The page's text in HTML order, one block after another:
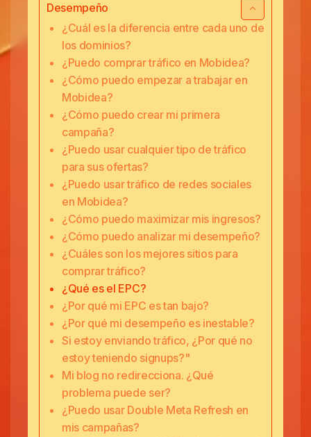
Desempeño
¿Cuál es la diferencia entre cada uno de
los dominios?
¿Puedo comprar tráfico en Mobidea?
¿Cómo puedo empezar a trabajar en
Mobidea?
¿Cómo puedo crear mi primera
campaña?
¿Puedo usar cualquier tipo de tráfico
para sus ofertas?
¿Puedo usar tráfico de redes sociales
en Mobidea?
¿Cómo puedo maximizar mis ingresos?
¿Cómo puedo analizar mi desempeño?
¿Cuáles son los mejores sitios para
comprar tráfico?
¿Qué es el EPC?
¿Por qué mi EPC es tan bajo?
¿Por qué mi desempeño es inestable?
Si estoy enviando tráfico, ¿Por qué no
estoy teniendo signups?"
Mi blog no redirecciona. ¿Qué
problema puede ser?
¿Puedo usar Double Meta Refresh en
mis campañas?